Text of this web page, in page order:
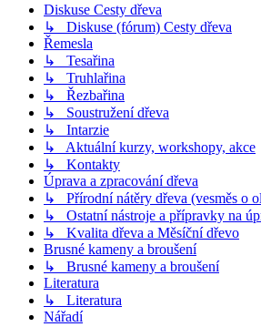
Diskuse Cesty dřeva
↳ Diskuse (fórum) Cesty dřeva
Řemesla
↳ Tesařina
↳ Truhlařina
↳ Řezbařina
↳ Soustružení dřeva
↳ Intarzie
↳ Aktuální kurzy, workshopy, akce
↳ Kontakty
Úprava a zpracování dřeva
↳ Přírodní nátěry dřeva (vesměs o
↳ Ostatní nástroje a přípravky na
↳ Kvalita dřeva a Měsíční dřevo
Brusné kameny a broušení
↳ Brusné kameny a broušení
Literatura
↳ Literatura
Nářadí